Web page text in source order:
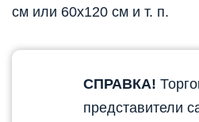
см или 60х120 см и т. п.
СПРАВКА!
представители